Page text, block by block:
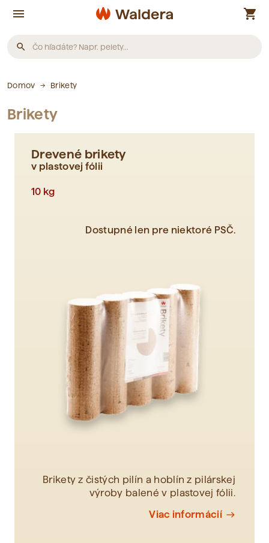
menu shopping_cart
search
Produkty
Neboli nájdené žiadne produkty.
Články
Neboli nájdené žiadne články.
Slovník pojmov
Zobraziť všetko
Domov Brikety
Brikety
Drevené brikety
v plastovej fólii
10 kg
Dostupné len pre niektoré PSČ.
Brikety z čistých pilín a hoblín z pilárskej
výroby balené v plastovej fólii.
Viac informácií east